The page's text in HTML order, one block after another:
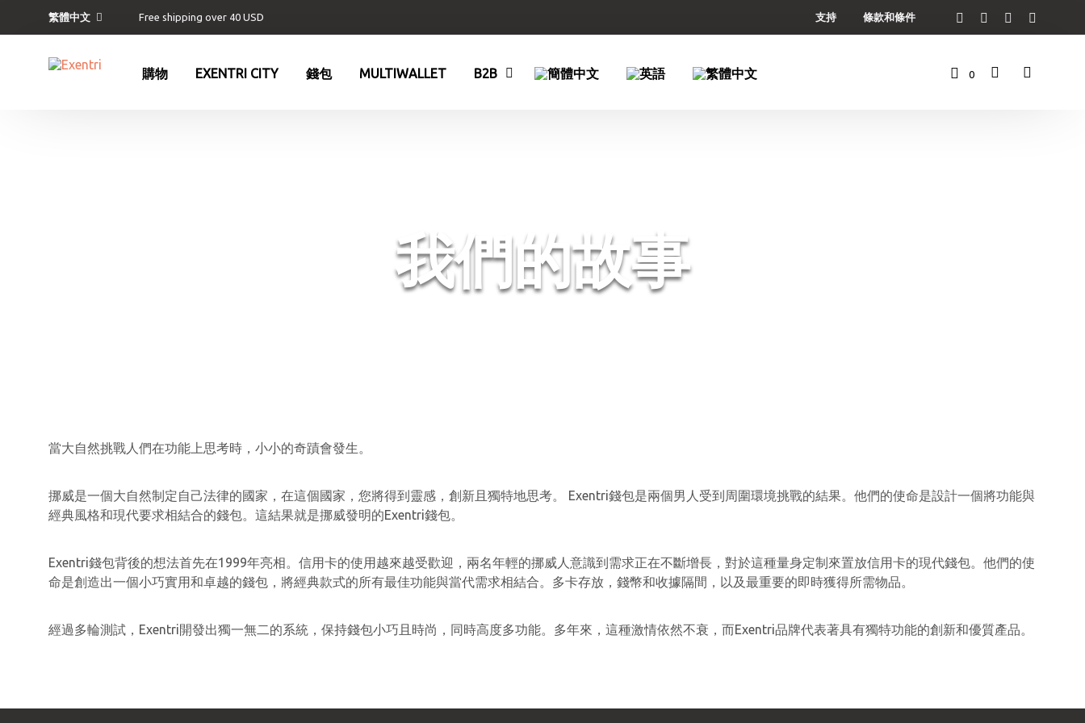
繁體中文 Free shipping over 40 USD 支持 條款和條件
0
購物 EXENTRI CITY 錢包 MULTIWALLET B2B
我們的故事
當大自然挑戰人們在功能上思考時，小小的奇蹟會發生。
挪威是一個大自然制定自己法律的國家，在這個國家，您將得到靈感，創新且獨特地思考。 Exentri錢包是兩個男人受到周圍環境挑戰的結果。他們的使命是設計一個將功能與
經典風格和現代要求相結合的錢包。這結果就是挪威發明的Exentri錢包。
Exentri錢包背後的想法首先在1999年亮相。信用卡的使用越來越受歡迎，兩名年輕的挪威人意識到需求正在不斷增長，對於這種量身定制來置放信用卡的現代錢包。他們的使
命是創造出一個小巧實用和卓越的錢包，將經典款式的所有最佳功能與當代需求相結合。多卡存放，錢幣和收據隔間，以及最重要的即時獲得所需物品。
經過多輪測試，Exentri開發出獨一無二的系統，保持錢包小巧且時尚，同時高度多功能。多年來，這種激情依然不衰，而Exentri品牌代表著具有獨特功能的創新和優質產品。